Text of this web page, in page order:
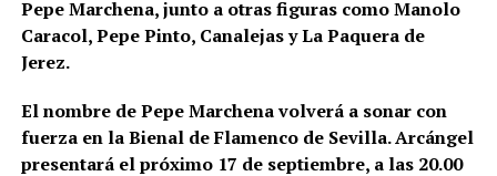
colocando rellenos de tierra separados por
tongadas de cal hasta conformar la liza,
documentada a una cota de 133,48 metros sobre el
nivel del mar.
Pepe Marchena, junto a otras figuras como Manolo
Caracol, Pepe Pinto, Canalejas y La Paquera de
Jerez.
El nombre de Pepe Marchena volverá a sonar con
fuerza en la Bienal de Flamenco de Sevilla. Arcángel
presentará el próximo 17 de septiembre, a las 20.00